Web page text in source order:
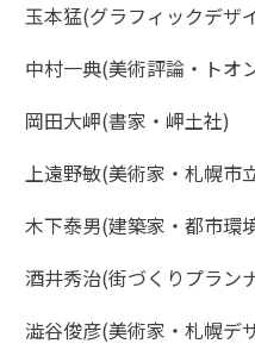
玉本猛(グラフィックデザ
中村一典(美術評論・トオ
岡田大岬(書家・岬土社)
上遠野敏(美術家・札幌市
木下泰男(建築家・都市環
酒井秀治(街づくりプラン
澁谷俊彦(美術家・札幌デ